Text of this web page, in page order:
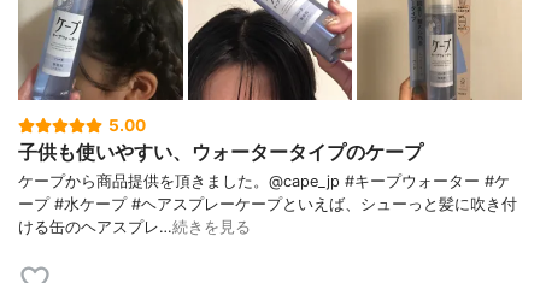
5.00
子供も使いやすい、ウォータータイプのケープ
ケープから商品提供を頂きました。@cape_jp #キープウォーター #ケ
ープ #水ケープ #ヘアスプレーケープといえば、シューっと髪に吹き付
ける缶のヘアスプレ…続きを見る